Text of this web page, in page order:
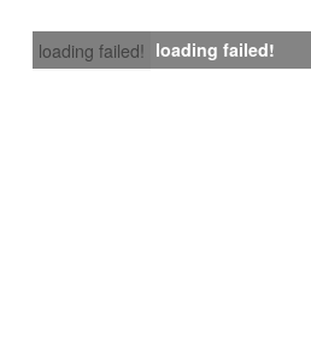
loading failed! loading failed!